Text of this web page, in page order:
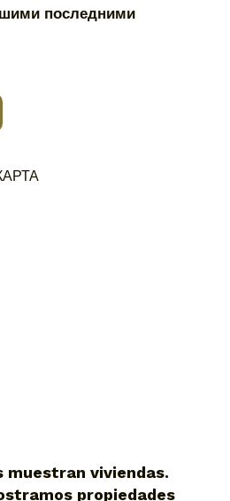
последними
muestran viviendas.
propiedades